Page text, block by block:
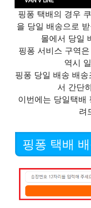
핑퐁 택배의 경우
을 당일 배송으로
몰에서 당일
핑퐁 서비스 구역
역시
핑퐁 당일 배송 배
서 간단
이번에는 당일택배
려
핑퐁 택배